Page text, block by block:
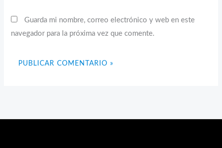
Guarda mi nombre, correo electrónico y web en este
navegador para la próxima vez que comente.